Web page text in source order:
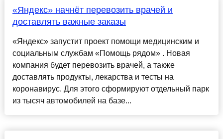
«Яндекс» начнёт перевозить врачей и
доставлять важные заказы
«Яндекс» запустит проект помощи медицинским и
социальным службам «Помощь рядом» . Новая
компания будет перевозить врачей, а также
доставлять продукты, лекарства и тесты на
коронавирус. Для этого сформируют отдельный парк
из тысяч автомобилей на базе...